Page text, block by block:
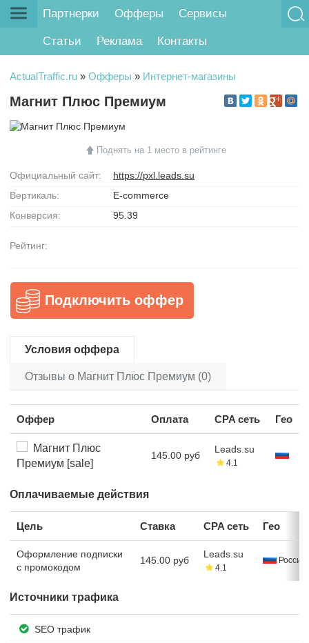
Партнерки Офферы Сервисы
Статьи Реклама Контакты
ActualTraffic.ru » Офферы » Интернет-магазины
Магнит Плюс Премиум
Поднять на 1 место в рейтинге
Официальный сайт:
https://pxl.leads.su
Вертикаль:
E-commerce
Конверсия:
95.39
Рейтинг:
Подключить оффер
Условия оффера
Отзывы о Магнит Плюс Премиум (0)
Оффер Оплата CPA сеть Гео
Магнит Плюс
Премиум [sale]
145.00 руб
Leads.su
4.1
Оплачиваемые действия
Цель Ставка CPA сеть Гео
Оформление подписки
с промокодом
145.00 руб
Leads.su
4.1
Россия
Источники трафика
SEO трафик